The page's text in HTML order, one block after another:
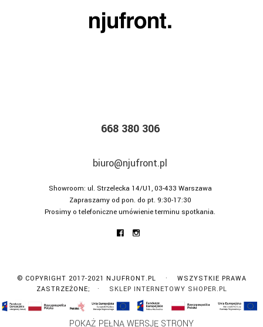
668 380 306
biuro@njufront.pl
Showroom: ul. Strzelecka 14/U1, 03-433 Warszawa
Zapraszamy od pon. do pt. 9:30-17:30
Prosimy o telefoniczne umówienie terminu spotkania.
© COPYRIGHT 2017-2021 NJUFRONT.PL · WSZYSTKIE PRAWA
ZASTRZEŻONE; · SKLEP INTERNETOWY SHOPER.PL
POKAŻ PEŁNĄ WERSJĘ STRONY